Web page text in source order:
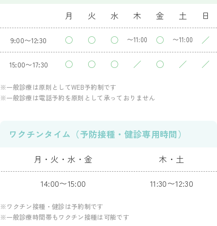
月 火 水 木 金 土 日
9:00〜12:30 ○ ○ ○ 〜11:00 ○ 〜11:00 ／
15:00〜17:30 ○ ○ ○ ／ ○ ／ ／
※一般診療は原則としてWEB予約制です
※一般診療は電話予約を原則として承っておりません
ワクチンタイム（予防接種・健診専用時間）
月・火・水・金 木・土
14:00〜15:00 11:30〜12:30
※ワクチン接種・健診は予約制です
※一般診療時間帯もワクチン接種は可能です